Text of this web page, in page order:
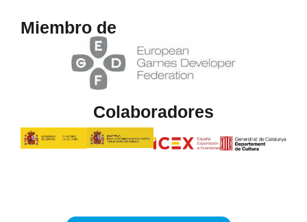
Miembro de
Colaboradores